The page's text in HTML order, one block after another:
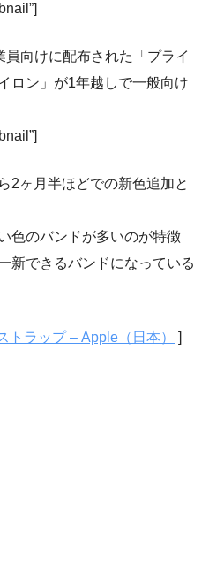
向けに配布された「プライ
ロン」が1年越しで一般向け
2ヶ月半ほどでの新色追加と
色のバンドが多いのが特徴
新できるバンドになっている
トラップ – Apple（日本） ]